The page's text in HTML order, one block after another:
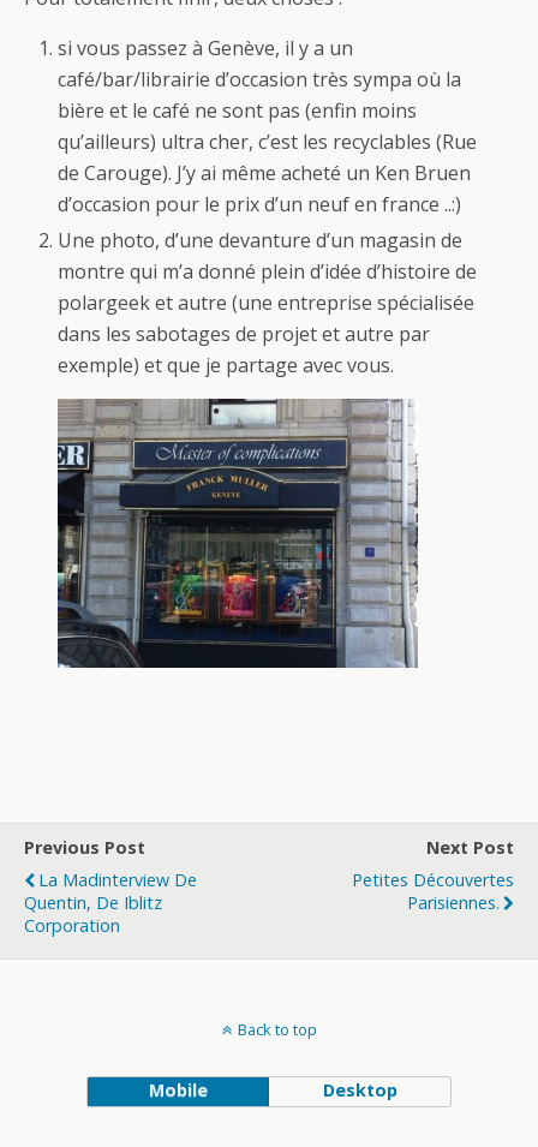
si vous passez à Genève, il y a un
café/bar/librairie d’occasion très sympa où la
bière et le café ne sont pas (enfin moins
qu’ailleurs) ultra cher, c’est les recyclables (Rue
de Carouge). J’y ai même acheté un Ken Bruen
d’occasion pour le prix d’un neuf en france ..:)
Une photo, d’une devanture d’un magasin de
montre qui m’a donné plein d’idée d’histoire de
polargeek et autre (une entreprise spécialisée
dans les sabotages de projet et autre par
exemple) et que je partage avec vous.
Previous Post
La Madinterview De
Quentin, De Iblitz
Corporation
Next Post
Petites Découvertes
Parisiennes.
Back to top
Mobile Desktop